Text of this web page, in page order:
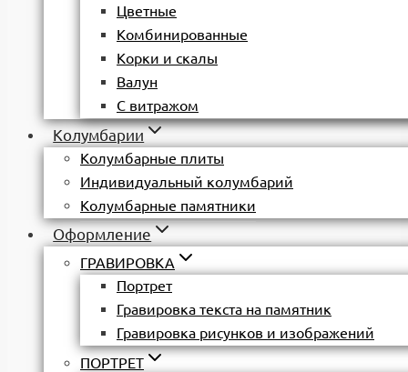
Цветные
Комбинированные
Корки и скалы
Валун
С витражом
Колумбарии
Колумбарные плиты
Индивидуальный колумбарий
Колумбарные памятники
Оформление
ГРАВИРОВКА
Портрет
Гравировка текста на памятник
Гравировка рисунков и изображений
ПОРТРЕТ